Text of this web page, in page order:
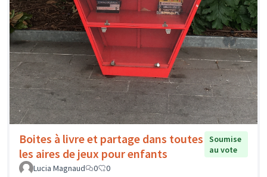
Boites à livre et partage dans toutes
les aires de jeux pour enfants
Soumise
au vote
Lucia Magnaud
0 0